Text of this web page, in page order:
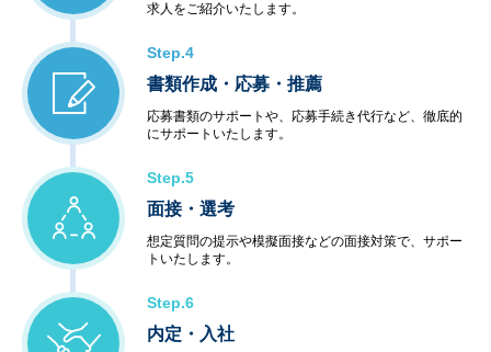
求人をご紹介いたします。
Step.4
書類作成・応募・推薦
応募書類のサポートや、応募手続き代行など、徹底的
にサポートいたします。
Step.5
面接・選考
想定質問の提示や模擬面接などの面接対策で、サポー
トいたします。
Step.6
内定・入社